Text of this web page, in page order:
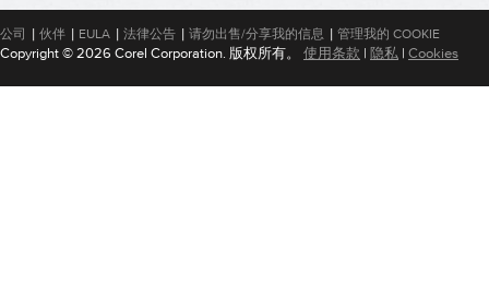
公司 | 伙伴 | EULA | 法律公告 | 请勿出售/分享我的信息 | 管理我的 COOKIE
Copyright © 2026 Corel Corporation. 版权所有。 使用条款 | 隐私 | Cookies